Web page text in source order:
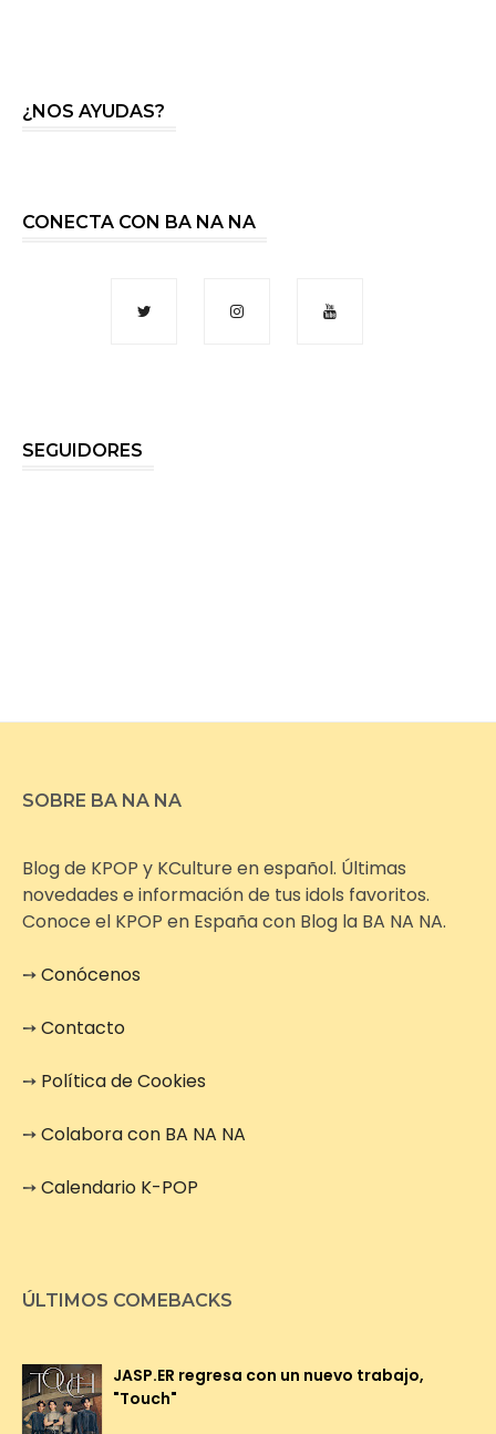
¿NOS AYUDAS?
CONECTA CON BA NA NA
SEGUIDORES
SOBRE BA NA NA
Blog de KPOP y KCulture en español. Últimas
novedades e información de tus idols favoritos.
Conoce el KPOP en España con Blog la BA NA NA.
➙Conócenos
➙Contacto
➙ Política de Cookies
➙Colabora con BA NA NA
➙Calendario K-POP
ÚLTIMOS COMEBACKS
JASP.ER regresa con un nuevo trabajo,
"Touch"